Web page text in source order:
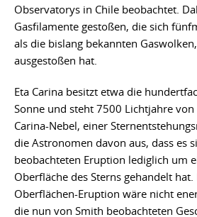
Observatorys in Chile beobachtet.
Gasfilamente gestoßen, die sich
als die bislang bekannten
ausgestoßen hat.
Eta Carina besitzt etwa die
Sonne und steht 7500 Lichtjahre
Carina-Nebel, einer
die Astronomen davon aus, dass es
beobachteten Eruption lediglich um
Oberfläche des Sterns gehandelt
Oberflächen-Eruption wäre nicht
die nun von Smith beobachteten